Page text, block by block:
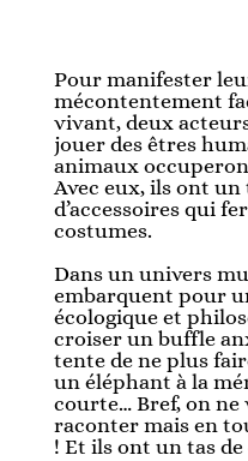
Pour manifester
mécontentement
vivant, deux
jouer des êtres
animaux
Avec eux, ils ont un
d’accessoires qui
costumes.
Dans un univers
embarquent pour
écologique et
croiser un buffle
tente de ne plus
un éléphant à la
courte… Bref, on ne
raconter mais en
! Et ils ont un tas